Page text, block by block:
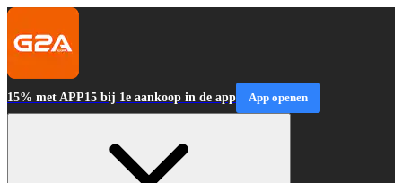
15% met APP15 bij 1e aankoop in de app App openen